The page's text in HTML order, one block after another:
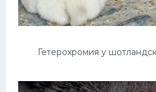
Гетерохромия у